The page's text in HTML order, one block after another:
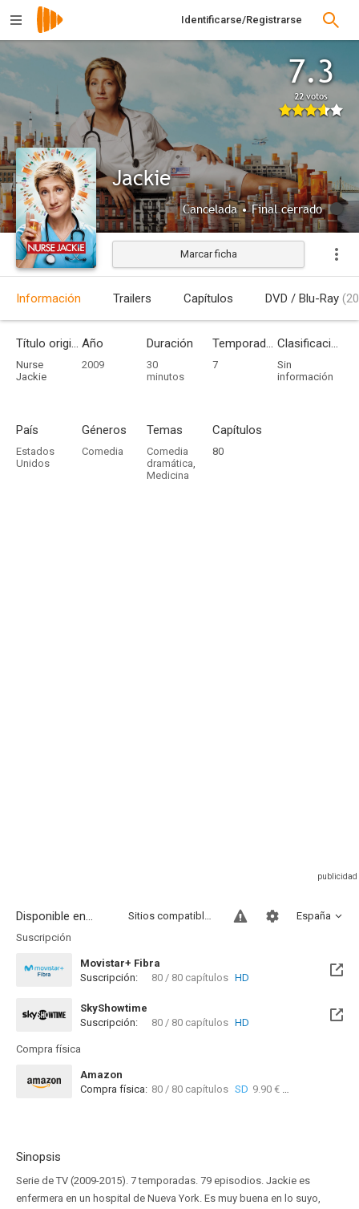
Identificarse/Registrarse
7.3
22 votos
Jackie
Cancelada • Final cerrado
Marcar ficha
Información Trailers Capítulos DVD / Blu-Ray
Título original
Nurse
Jackie
Año
2009
Duración
30
minutos
Temporadas
7
Clasificación por edades
Sin
información
País
Estados
Unidos
Géneros
Comedia
Temas
Comedia
dramática,
Medicina
Capítulos
80
Disponible en... España
Sitios compatibles
Suscripción
Movistar+ Fibra
Disponible hasta el Mar, 31 Ago 2027 (Queda 1 año)
Suscripción: 80 / 80 capítulos HD
SkyShowtime
Disponible hasta el Mar, 31 Ago 2027 (Queda 1 año)
Suscripción: 80 / 80 capítulos HD
Compra física
Amazon
Compra física: 80 / 80 capítulos SD 9.90 €
Sinopsis
Serie de TV (2009-2015). 7 temporadas. 79 episodios. Jackie es
enfermera en un hospital de Nueva York. Es muy buena en lo suyo,